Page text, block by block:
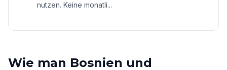
nutzen. Keine monatli...
Wie man Bosnien und